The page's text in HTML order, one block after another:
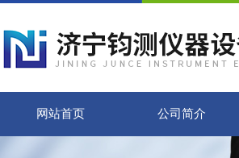
网站首页 公司简介